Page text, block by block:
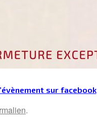
sur facebook
.